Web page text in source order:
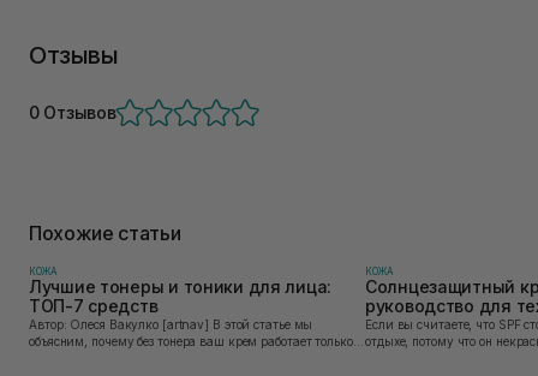
Отзывы
0 Отзывов
Похожие статьи
КОЖА
Лучшие тонеры и тоники для лица:
ТОП-7 средств
Автор: Олеся Вакулко [artnav] В этой статье мы
объясним, почему без тонера ваш крем работает только
КОЖА
Солнцезащитный
руководство для
привык его
Если вы считаете, что SPF
отдыхе, потому что он